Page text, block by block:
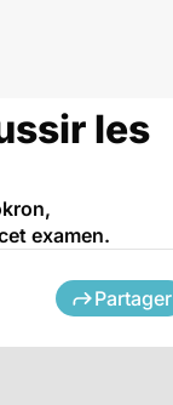
les
examen.
Partager